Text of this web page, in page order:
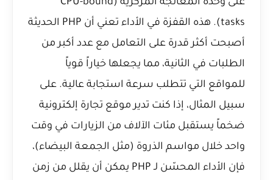
على وحدة المعالجة المركزية (CPU-bound
tasks). هذه القفزة في الأداء تعني أن PHP الحديثة
أصبحت أكثر قدرة على التعامل مع عدد أكبر من
الطلبات في الثانية، مما يجعلها خياراً قوياً
للمواقع التي تتطلب سرعة استجابة عالية. على
سبيل المثال، إذا كنت تدير موقع تجارة إلكترونية
ضخماً يستقبل مئات الآلاف من الزيارات في وقت
واحد خلال مواسم الذروة (مثل الجمعة البيضاء)،
فإن الأداء المحسّن لـ PHP يمكن أن يقلل من زمن